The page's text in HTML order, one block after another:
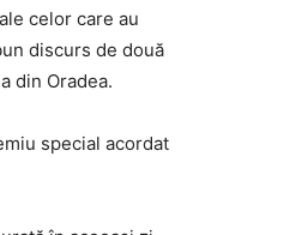
celor care au
discurs de două
din Oradea.
special acordat